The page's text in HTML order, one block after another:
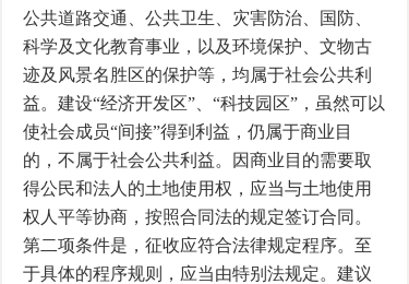
公共道路交通、公共卫生、灾害防治、国防、
科学及文化教育事业，以及环境保护、文物古
迹及风景名胜区的保护等，均属于社会公共利
益。建设“经济开发区”、“科技园区”，虽然可以
使社会成员“间接”得到利益，仍属于商业目
的，不属于社会公共利益。因商业目的需要取
得公民和法人的土地使用权，应当与土地使用
权人平等协商，按照合同法的规定签订合同。
第二项条件是，征收应符合法律规定程序。至
于具体的程序规则，应当由特别法规定。建议